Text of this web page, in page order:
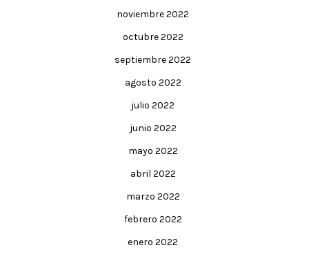
noviembre 2022
octubre 2022
septiembre 2022
agosto 2022
julio 2022
junio 2022
mayo 2022
abril 2022
marzo 2022
febrero 2022
enero 2022